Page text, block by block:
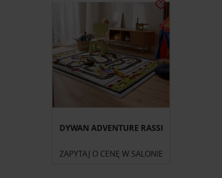
DYWAN ADVENTURE RASSI
ZAPYTAJ O CENĘ W SALONIE